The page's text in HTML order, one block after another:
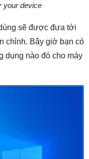
your device
sẽ được đưa tới
chỉnh. Bây giờ bạn có
dụng nào đó cho máy